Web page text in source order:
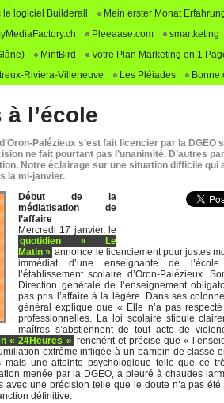
logiciel Builderall
Mein erster Monat
Pleeaase.com smartketing
MintBird Votre Plan Marketing en 1
Riviera-Villeneuve Les Pléiades Bonne
l’école
Palézieux s’est fait licencier par la DGEO
ne fait pourtant pas l’unanimité. D’autres
Notre éclairage sur une situation difficile qui
la mi-janvier.
Début de la
médiatisation de
l’affaire
Mercredi 17 janvier, le
quotidien « Le
Matin » annonce le licenciement pour justes
immédiat d’une enseignante de
l’établissement scolaire d’Oron-Palézieux.
Direction générale de l’enseignement
pas pris l’affaire à la légère. Dans ses
général explique que « Elle n’a pas
professionnelles. La loi scolaire stipule
maîtres s’abstiennent de tout acte de
« 24Heures » renchérit et précise que «
extrême infligée à un bambin de classe
une atteinte psychologique telle que ce
menée par la DGEO, a pleuré à chaudes
avec une précision telle que le doute n’a pas
définitive.